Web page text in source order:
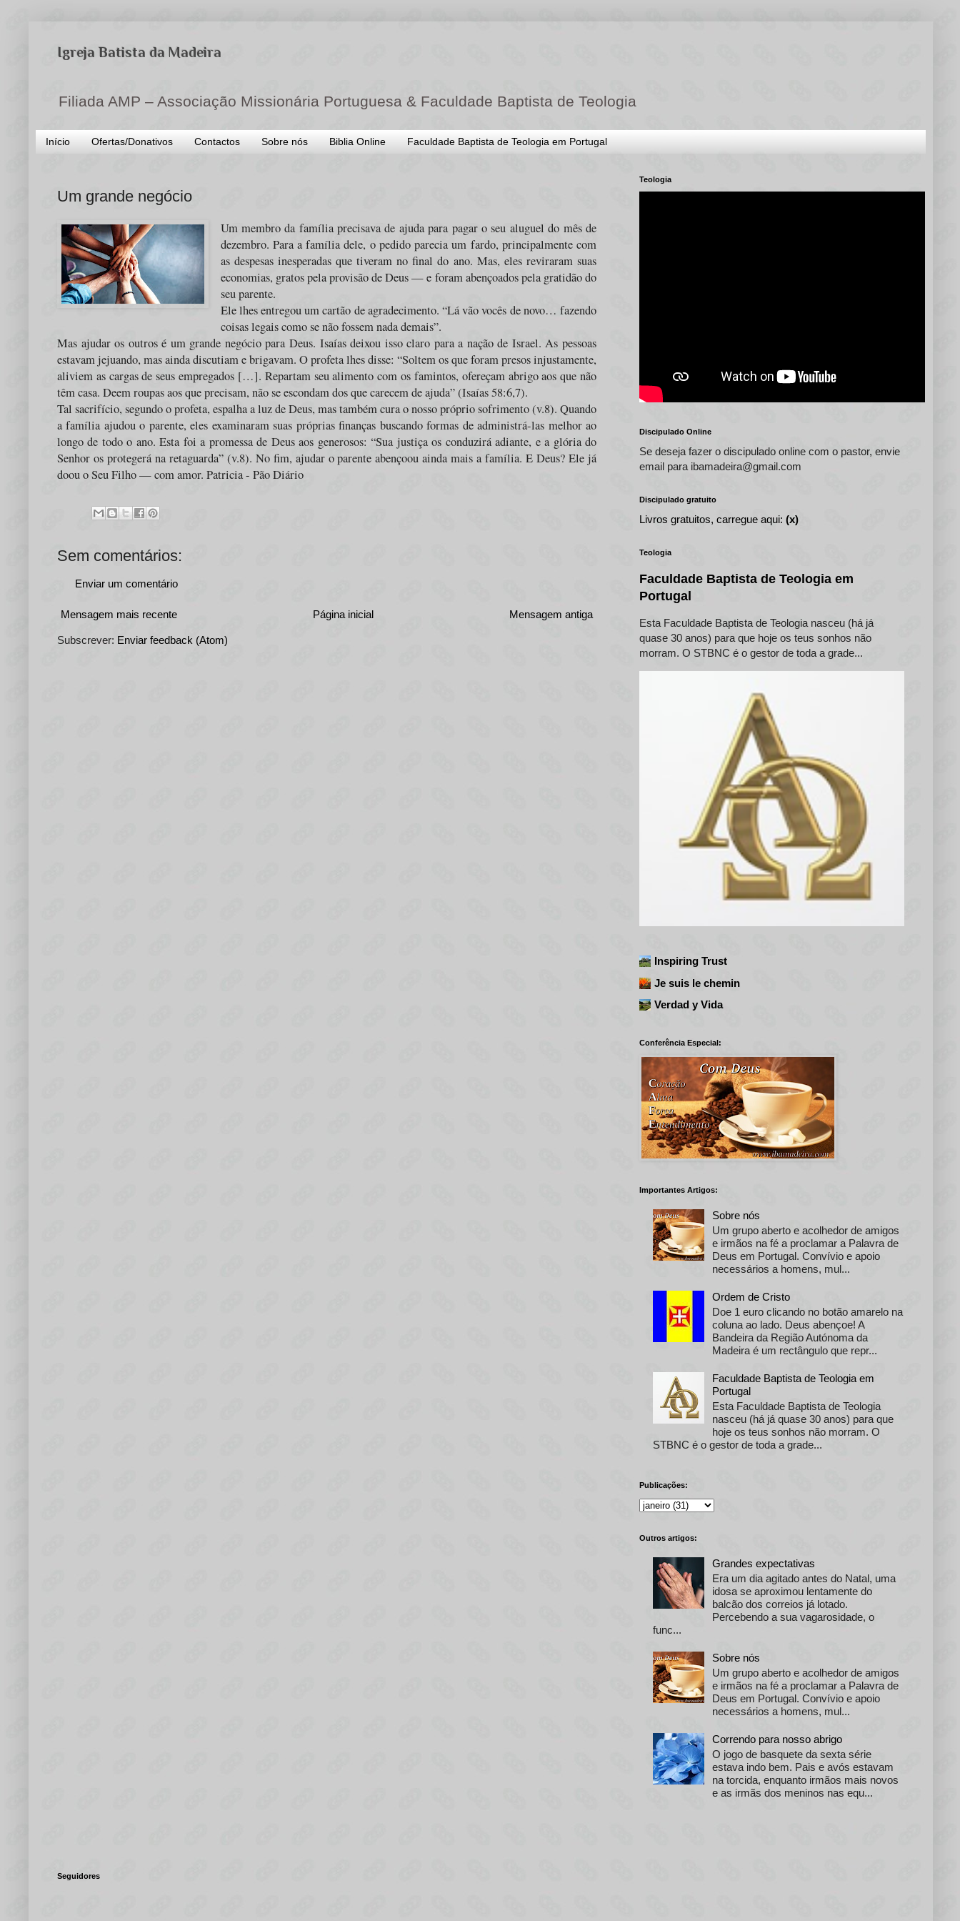
Igreja Batista da Madeira
Filiada AMP – Associação Missionária Portuguesa & Faculdade Baptista de Teologia
Início Ofertas/Donativos Contactos Sobre nós Biblia Online Faculdade Baptista de Teologia em Portugal
Um grande negócio
Um membro da família precisava de ajuda para pagar o seu aluguel do mês de
dezembro. Para a família dele, o pedido parecia um fardo, principalmente com
as despesas inesperadas que tiveram no final do ano. Mas, eles reviraram suas
economias, gratos pela provisão de Deus — e foram abençoados pela gratidão do
seu parente.
Ele lhes entregou um cartão de agradecimento. “Lá vão vocês de novo… fazendo
coisas legais como se não fossem nada demais”.
Mas ajudar os outros é um grande negócio para Deus. Isaías deixou isso claro para a nação de Israel. As pessoas
estavam jejuando, mas ainda discutiam e brigavam. O profeta lhes disse: “Soltem os que foram presos injustamente,
aliviem as cargas de seus empregados […]. Repartam seu alimento com os famintos, ofereçam abrigo aos que não
têm casa. Deem roupas aos que precisam, não se escondam dos que carecem de ajuda” (Isaías 58:6,7).
Tal sacrifício, segundo o profeta, espalha a luz de Deus, mas também cura o nosso próprio sofrimento (v.8). Quando
a família ajudou o parente, eles examinaram suas próprias finanças buscando formas de administrá-las melhor ao
longo de todo o ano. Esta foi a promessa de Deus aos generosos: “Sua justiça os conduzirá adiante, e a glória do
Senhor os protegerá na retaguarda” (v.8). No fim, ajudar o parente abençoou ainda mais a família. E Deus? Ele já
doou o Seu Filho — com amor. Patricia - Pão Diário
Sem comentários:
Enviar um comentário
Mensagem mais recente Mensagem antiga
Página inicial
Subscrever: Enviar feedback (Atom)
Teologia
Discipulado Online
Se deseja fazer o discipulado online com o pastor, envie
email para ibamadeira@gmail.com
Discipulado gratuito
Livros gratuitos, carregue aqui: (x)
Teologia
Faculdade Baptista de Teologia em
Portugal
Esta Faculdade Baptista de Teologia nasceu (há já
quase 30 anos) para que hoje os teus sonhos não
morram. O STBNC é o gestor de toda a grade...
Inspiring Trust
Je suis le chemin
Verdad y Vida
Conferência Especial:
Importantes Artigos:
Sobre nós
Um grupo aberto e acolhedor de amigos
e irmãos na fé a proclamar a Palavra de
Deus em Portugal. Convívio e apoio
necessários a homens, mul...
Ordem de Cristo
Doe 1 euro clicando no botão amarelo na
coluna ao lado. Deus abençoe! A
Bandeira da Região Autónoma da
Madeira é um rectângulo que repr...
Faculdade Baptista de Teologia em
Portugal
Esta Faculdade Baptista de Teologia
nasceu (há já quase 30 anos) para que
hoje os teus sonhos não morram. O
STBNC é o gestor de toda a grade...
Publicações:
Outros artigos:
Grandes expectativas
Era um dia agitado antes do Natal, uma
idosa se aproximou lentamente do
balcão dos correios já lotado.
Percebendo a sua vagarosidade, o
func...
Sobre nós
Um grupo aberto e acolhedor de amigos
e irmãos na fé a proclamar a Palavra de
Deus em Portugal. Convívio e apoio
necessários a homens, mul...
Correndo para nosso abrigo
O jogo de basquete da sexta série
estava indo bem. Pais e avós estavam
na torcida, enquanto irmãos mais novos
e as irmãs dos meninos nas equ...
Seguidores